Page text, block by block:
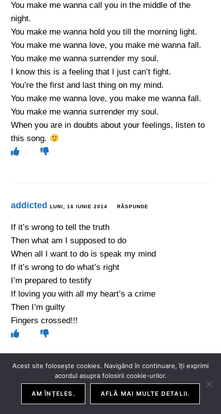
You make me wanna call you in the middle of the
night.
You make me wanna hold you till the morning light.
You make me wanna love, you make me wanna fall.
You make me wanna surrender my soul.
I know this is a feeling that I just can’t fight.
You’re the first and last thing on my mind.
You make me wanna love, you make me wanna fall.
You make me wanna surrender my soul.
When you are in doubts about your feelings, listen to
this song.
addicted LUNI, 16 IUNIE 2014 RĂSPUNDE
If it’s wrong to tell the truth
Then what am I supposed to do
When all I want to do is speak my mind
If it’s wrong to do what’s right
I’m prepared to testify
If loving you with all my heart’s a crime
Then I’m guilty
Fingers crossed!!!
Budrugeac Andreea-Iulia
RĂSPUNDE
Acest site folosește cookies. Navigând în continuare, îți exprimi
acordul asupra folosirii cookie-urilor.
AM ÎNȚELES. AFLĂ MAI MULTE DETALII.